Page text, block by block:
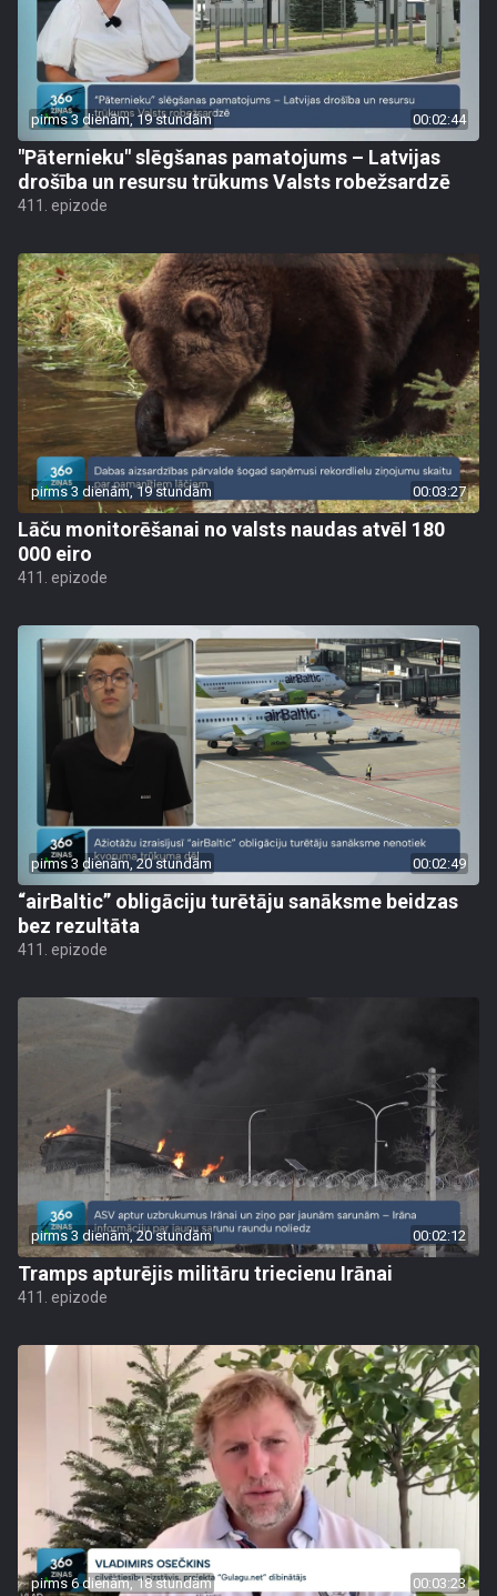
pirms 3 dienām, 19 stundām 00:02:44
"Pāternieku" slēgšanas pamatojums – Latvijas
drošība un resursu trūkums Valsts robežsardzē
411. epizode
pirms 3 dienām, 19 stundām 00:03:27
Lāču monitorēšanai no valsts naudas atvēl 180
000 eiro
411. epizode
pirms 3 dienām, 20 stundām 00:02:49
“airBaltic” obligāciju turētāju sanāksme beidzas
bez rezultāta
411. epizode
pirms 3 dienām, 20 stundām 00:02:12
Tramps apturējis militāru triecienu Irānai
411. epizode
pirms 6 dienām, 18 stundām 00:03:23